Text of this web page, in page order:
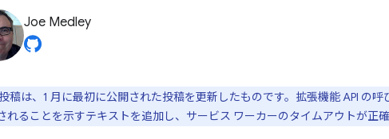
Joe Medley
稿は、1 月に最初に公開された投稿を更新したものです。拡張機能 API の
れることを示すテキストを追加し、サービス ワーカーのタイムアウトが正